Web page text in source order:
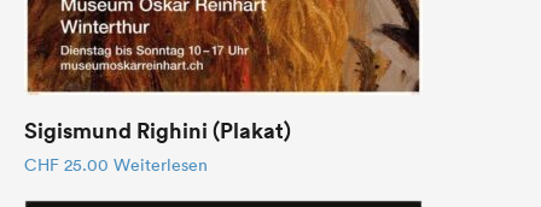
Sigismund Righini (Plakat)
CHF 25.00 Weiterlesen